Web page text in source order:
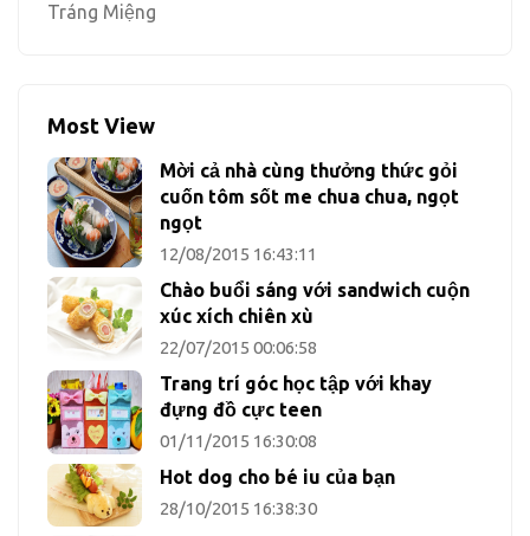
Tráng Miệng
Most View
Mời cả nhà cùng thưởng thức gỏi
cuốn tôm sốt me chua chua, ngọt
ngọt
12/08/2015 16:43:11
Chào buổi sáng với sandwich cuộn
xúc xích chiên xù
22/07/2015 00:06:58
Trang trí góc học tập với khay
đựng đồ cực teen
01/11/2015 16:30:08
Hot dog cho bé iu của bạn
28/10/2015 16:38:30